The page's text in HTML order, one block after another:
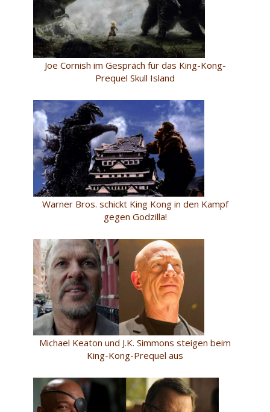
Joe Cornish im Gespräch für das King-Kong-
Prequel Skull Island
Warner Bros. schickt King Kong in den Kampf
gegen Godzilla!
Michael Keaton und J.K. Simmons steigen beim
King-Kong-Prequel aus